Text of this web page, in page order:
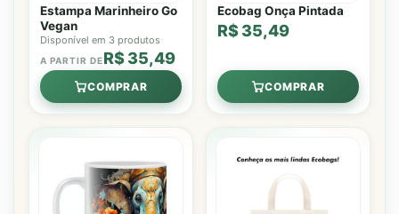
Estampa Marinheiro Go
Vegan
Disponível em 3 produtos
A PARTIR DER$ 35,49
COMPRAR
Ecobag Onça Pintada
R$ 35,49
COMPRAR